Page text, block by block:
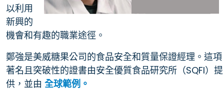
以利用
新興的
機會和有趣的職業途徑。
鄭強是美威糖果公司的食品安全和質量保證經理。這項
著名且突破性的證書由安全優質食品研究所（SQFI）提
供，並由 全球範例。